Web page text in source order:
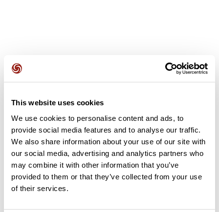
This website uses cookies
We use cookies to personalise content and ads, to
provide social media features and to analyse our traffic.
We also share information about your use of our site with
our social media, advertising and analytics partners who
may combine it with other information that you’ve
provided to them or that they’ve collected from your use
of their services.
completado? ¡Deja la primera opinión!
Añadir una opinión
Resumen